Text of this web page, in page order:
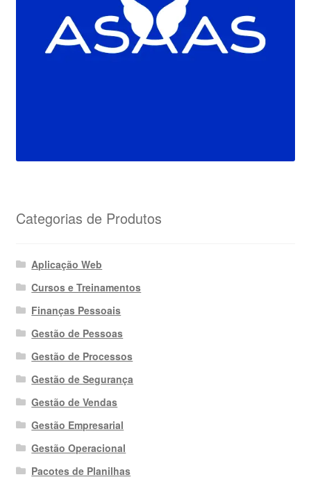
Categorias de Produtos
Aplicação Web
Cursos e Treinamentos
Finanças Pessoais
Gestão de Pessoas
Gestão de Processos
Gestão de Segurança
Gestão de Vendas
Gestão Empresarial
Gestão Operacional
Pacotes de Planilhas